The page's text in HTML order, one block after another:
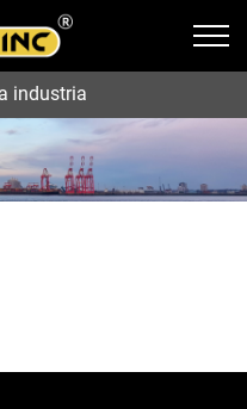
industria